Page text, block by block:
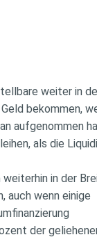
weiter in
bekommen,
aufgenommen
als die
in der
auch wenn einige
der